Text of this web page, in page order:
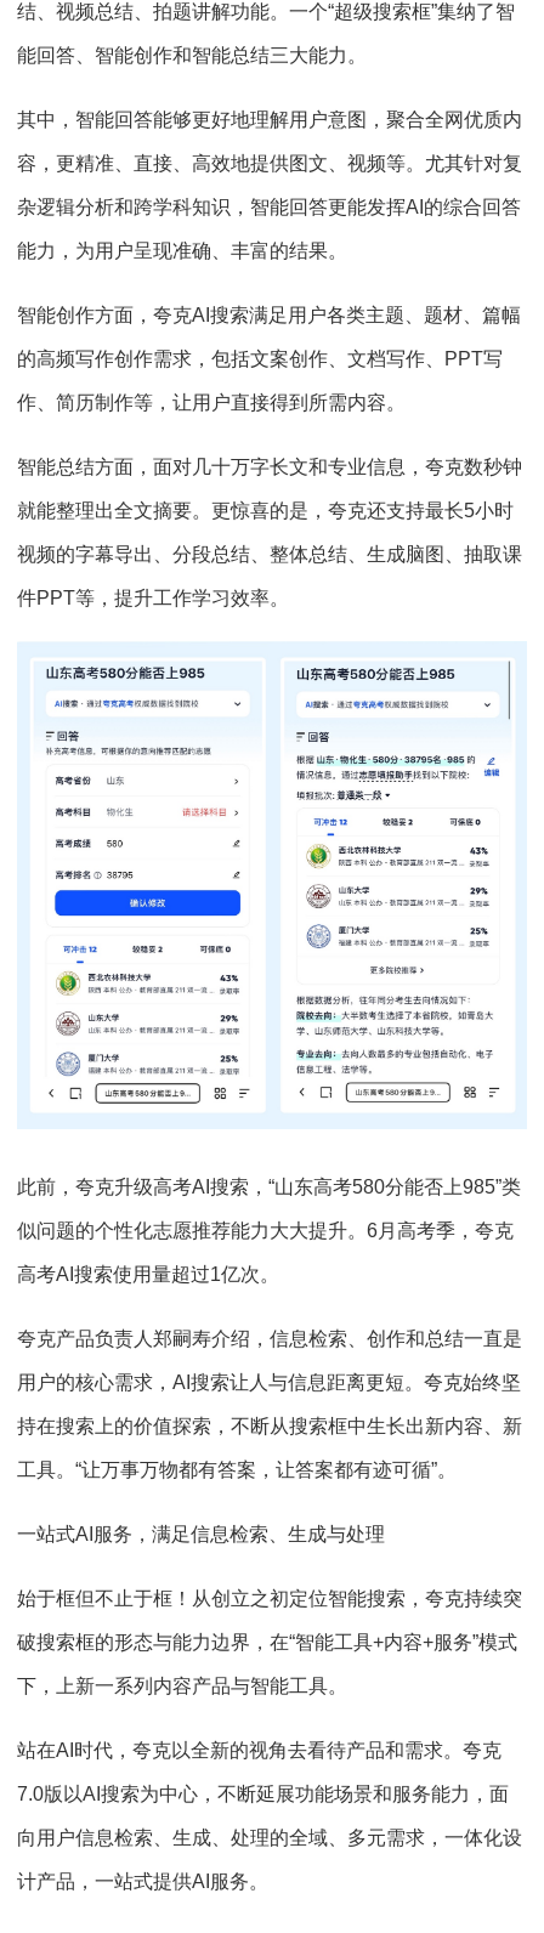
结、视频总结、拍题讲解功能。一个“超级搜索框”集纳了智
能回答、智能创作和智能总结三大能力。
其中，智能回答能够更好地理解用户意图，聚合全网优质内
容，更精准、直接、高效地提供图文、视频等。尤其针对复
杂逻辑分析和跨学科知识，智能回答更能发挥AI的综合回答
能力，为用户呈现准确、丰富的结果。
智能创作方面，夸克AI搜索满足用户各类主题、题材、篇幅
的高频写作创作需求，包括文案创作、文档写作、PPT写
作、简历制作等，让用户直接得到所需内容。
智能总结方面，面对几十万字长文和专业信息，夸克数秒钟
就能整理出全文摘要。更惊喜的是，夸克还支持最长5小时
视频的字幕导出、分段总结、整体总结、生成脑图、抽取课
件PPT等，提升工作学习效率。
此前，夸克升级高考AI搜索，“山东高考580分能否上985”类
似问题的个性化志愿推荐能力大大提升。6月高考季，夸克
高考AI搜索使用量超过1亿次。
夸克产品负责人郑嗣寿介绍，信息检索、创作和总结一直是
用户的核心需求，AI搜索让人与信息距离更短。夸克始终坚
持在搜索上的价值探索，不断从搜索框中生长出新内容、新
工具。“让万事万物都有答案，让答案都有迹可循”。
一站式AI服务，满足信息检索、生成与处理
始于框但不止于框！从创立之初定位智能搜索，夸克持续突
破搜索框的形态与能力边界，在“智能工具+内容+服务”模式
下，上新一系列内容产品与智能工具。
站在AI时代，夸克以全新的视角去看待产品和需求。夸克
7.0版以AI搜索为中心，不断延展功能场景和服务能力，面
向用户信息检索、生成、处理的全域、多元需求，一体化设
计产品，一站式提供AI服务。